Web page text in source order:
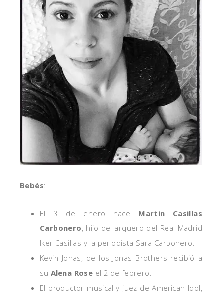
Bebés:
El 3 de enero nace Martin Casillas
Carbonero, hijo del arquero del Real Madrid
Iker Casillas y la periodista Sara Carbonero.
Kevin Jonas, de los Jonas Brothers recibió a
suAlena Rose el 2 de febrero.
El productor musical y juez de American Idol,